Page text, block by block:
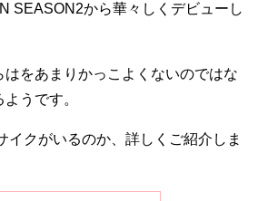
SEASON2から華々しくデビューし
をあまりかっこよくないのではな
うです。
イクがいるのか、詳しくご紹介しま